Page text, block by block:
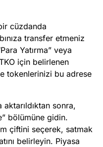
cüzdanda
transfer etmeniz
Yatırma” veya
için belirlenen
tokenlerinizi bu adrese
aktarıldıktan sonra,
bölümüne gidin.
çiftini seçerek, satmak
belirleyin. Piyasa